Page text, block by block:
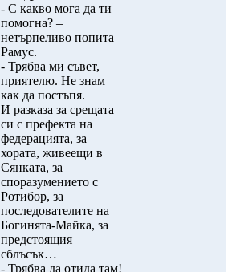
- С какво мога да ти
помогна? –
нетърпеливо попита
Рамус.
- Трябва ми съвет,
приятелю. Не знам
как да постъпя.
И разказа за срещата
си с префекта на
федерацията, за
хората, живеещи в
Сянката, за
споразумението с
Ротибор, за
последователите на
Богинята-Майка, за
предстоящия
сблъсък…
- Трябва да отида там!